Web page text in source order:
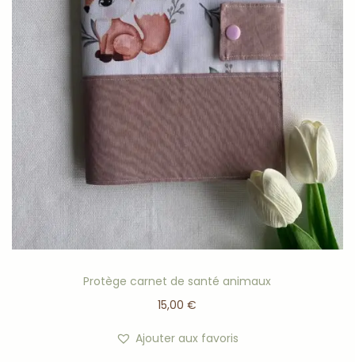
Protège carnet de santé animaux
15,00€
Ajouter aux favoris